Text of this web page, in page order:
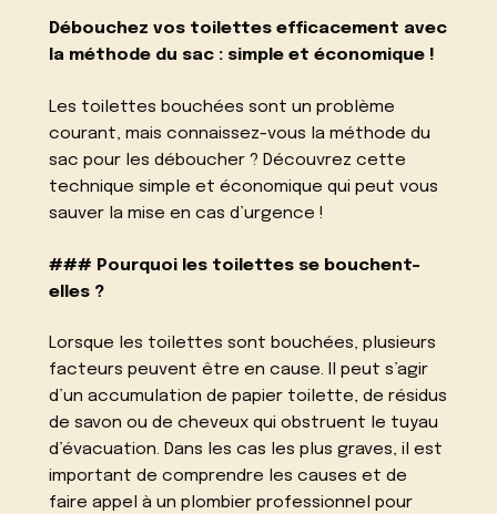
Débouchez vos toilettes efficacement avec
la méthode du sac : simple et économique !
Les toilettes bouchées sont un problème
courant, mais connaissez-vous la méthode du
sac pour les déboucher ? Découvrez cette
technique simple et économique qui peut vous
sauver la mise en cas d’urgence !
### Pourquoi les toilettes se bouchent-
elles ?
Lorsque les toilettes sont bouchées, plusieurs
facteurs peuvent être en cause. Il peut s’agir
d’un accumulation de papier toilette, de résidus
de savon ou de cheveux qui obstruent le tuyau
d’évacuation. Dans les cas les plus graves, il est
important de comprendre les causes et de
faire appel à un plombier professionnel pour